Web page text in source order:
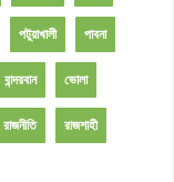
পটুয়াখালী পাবনা
বান্দরবান ভোলা
রাজনীতি রাজশাহী